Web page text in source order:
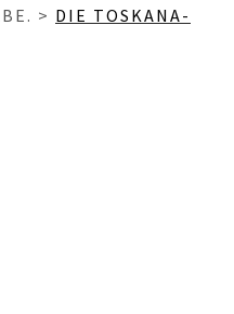
> DIE TOSKANA-